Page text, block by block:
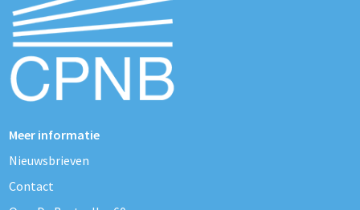
Meer informatie
Nieuwsbrieven
Contact